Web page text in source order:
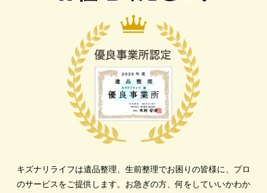
キズナリライフは遺品整理、生前整理でお困りの皆様に、プロ
のサービスをご提供します。 お急ぎの方、何をしていいかわか